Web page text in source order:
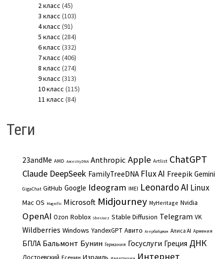
2 класс (45)
3 класс (103)
4 класс (91)
5 класс (284)
6 класс (332)
7 класс (406)
8 класс (274)
9 класс (313)
10 класс (115)
11 класс (84)
Теги
23andMe AMD AncestryDNA Anthropic Apple Artlist ChatGPT
Claude DeepSeek FamilyTreeDNA Flux AI Freepik Gemini
GigaChat GitHub Google Ideogram IMEI Leonardo AI Linux
Mac OS Magnific Microsoft Midjourney MyHeritage Nvidia
OpenAI Ozon Roblox SberJazz Stable Diffusion Telegram VK
Wildberries Windows YandexGPT Авито Азербайджан Алиса AI Армения
БПЛА Бальмонт Бунин Германия Госуслуги Греция ДНК
Достоевский Есенин Израиль Инвестиции Интернет